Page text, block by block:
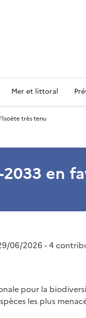
Mer et littoral
très tenu
en
06/2026 - 4
pour la
les plus